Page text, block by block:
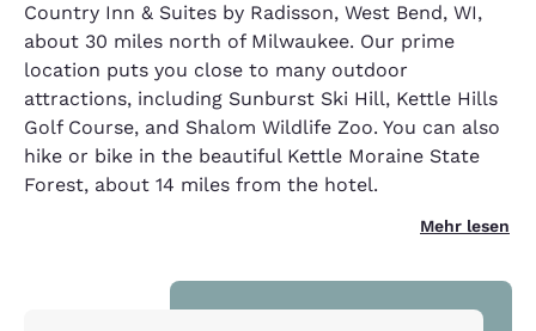
Country Inn & Suites by Radisson, West Bend, WI,
about 30 miles north of Milwaukee. Our prime
location puts you close to many outdoor
attractions, including Sunburst Ski Hill, Kettle Hills
Golf Course, and Shalom Wildlife Zoo. You can also
hike or bike in the beautiful Kettle Moraine State
Forest, about 14 miles from the hotel.
Mehr lesen